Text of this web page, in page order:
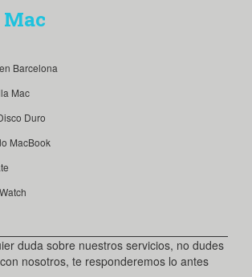
Barcelona
Mac
Duro
MacBook
duda sobre nuestros servicios, no dudes
nosotros, te responderemos lo antes